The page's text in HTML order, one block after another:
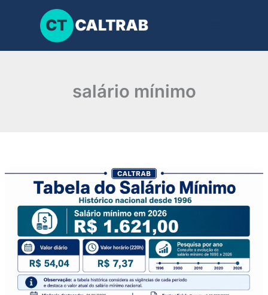
conteúdo
salário mínimo